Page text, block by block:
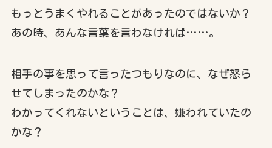
もっとうまくやれることがあったのではないか？
あの時、あんな言葉を言わなければ……。
相手の事を思って言ったつもりなのに、なぜ怒ら
せてしまったのかな？
わかってくれないということは、嫌われていたの
かな？